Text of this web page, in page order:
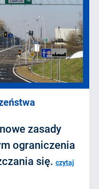
zasady
ograniczenia
się. czytaj